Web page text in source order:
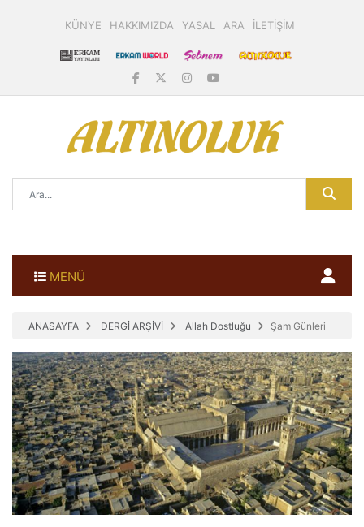
KÜNYE HAKKIMIZDA YASAL ARA İLETİŞİM
MENÜ
ANASAYFA DERGİ ARŞİVİ Allah Dostluğu Şam Günleri